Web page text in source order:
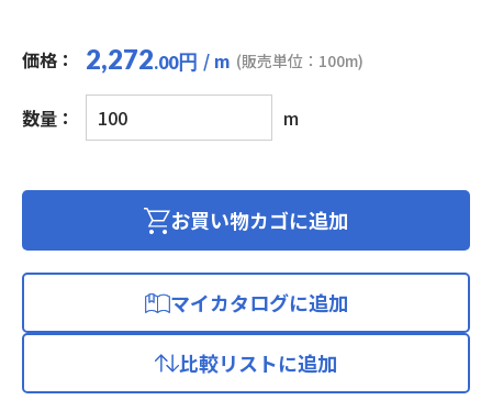
価格： 2,272.00円 / m (販売単位：100m)
数量：
信
号
ロ
ブ
個
m
お買い物カゴに追加
マイカタログに追加
比較リストに追加